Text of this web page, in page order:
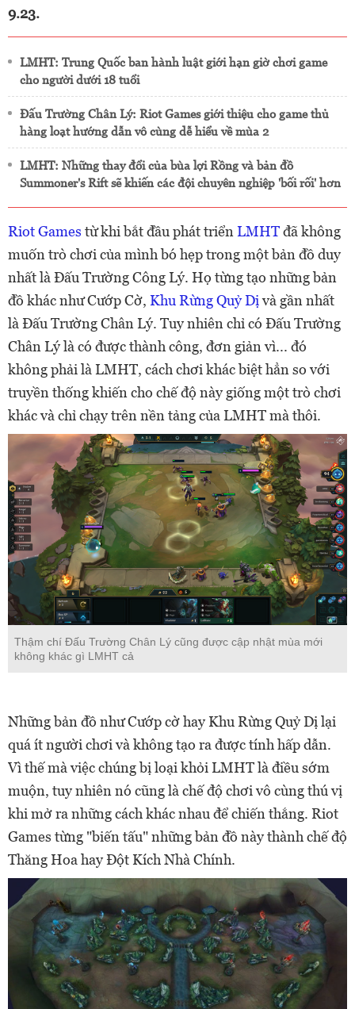
9.23.
LMHT: Trung Quốc ban hành luật giới hạn giờ chơi game
cho người dưới 18 tuổi
Đấu Trường Chân Lý: Riot Games giới thiệu cho game thủ
hàng loạt hướng dẫn vô cùng dễ hiểu về mùa 2
LMHT: Những thay đổi của bùa lợi Rồng và bản đồ
Summoner's Rift sẽ khiến các đội chuyên nghiệp 'bối rối' hơn
Riot Games từ khi bắt đầu phát triển LMHTđã không
muốn trò chơi của mình bó hẹp trong một bản đồ duy
nhất là Đấu Trường Công Lý. Họ từng tạo những bản
đồ khác như Cướp Cờ, Khu Rừng Quỷ Dịvà gần nhất
là Đấu Trường Chân Lý. Tuy nhiên chỉ có Đấu Trường
Chân Lý là có được thành công, đơn giản vì... đó
không phải là LMHT, cách chơi khác biệt hẳn so với
truyền thống khiến cho chế độ này giống một trò chơi
khác và chỉ chạy trên nền tảng của LMHT mà thôi.
Thậm chí Đấu Trường Chân Lý cũng được cập nhật mùa mới
không khác gì LMHT cả
Những bản đồ như Cướp cờ hay Khu Rừng Quỷ Dị lại
quá ít người chơi và không tạo ra được tính hấp dẫn.
Vì thế mà việc chúng bị loại khỏi LMHT là điều sớm
muộn, tuy nhiên nó cũng là chế độ chơi vô cùng thú vị
khi mở ra những cách khác nhau để chiến thắng. Riot
Games từng "biến tấu" những bản đồ này thành chế độ
Thăng Hoa hay Đột Kích Nhà Chính.